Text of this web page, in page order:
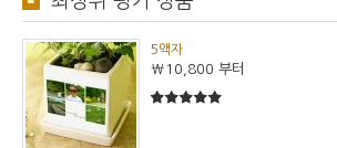
5액자
₩10,800 부터